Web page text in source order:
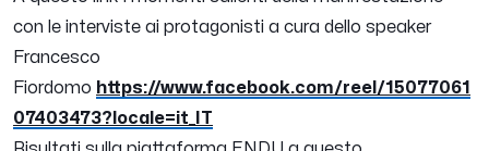
con le interviste ai protagonisti a cura dello speaker
Francesco
Fiordomo https://www.facebook.com/reel/15077061
07403473?locale=it_IT